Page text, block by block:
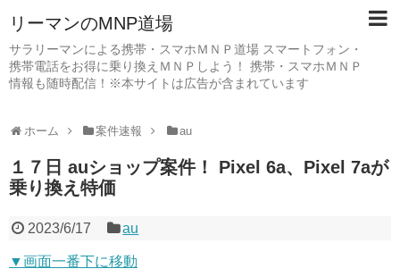
リーマンのMNP道場
サラリーマンによる携帯・スマホＭＮＰ道場 スマートフォン・
携帯電話をお得に乗り換えＭＮＰしよう！ 携帯・スマホＭＮＰ
情報も随時配信！※本サイトは広告が含まれています
ホーム 案件速報 au
１７日 auショップ案件！ Pixel 6a、Pixel 7aが
乗り換え特価
2023/6/17 au
▼画面一番下に移動